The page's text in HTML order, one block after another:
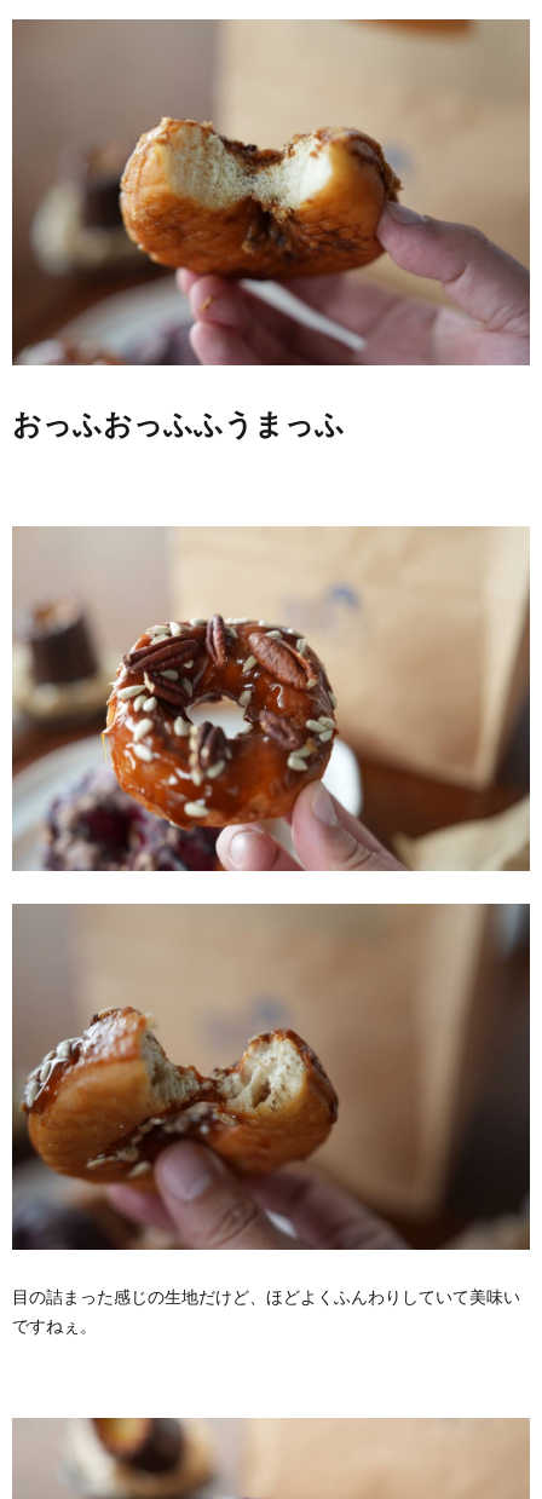
おっふおっふふうまっふ
目の詰まった感じの生地だけど、ほどよくふんわりしていて美味い
ですねぇ。